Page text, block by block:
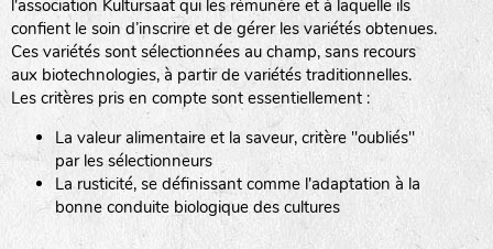
l'association Kultursaat qui les rémunère et à laquelle ils
confient le soin d’inscrire et de gérer les variétés obtenues.
Ces variétés sont sélectionnées au champ, sans recours
aux biotechnologies, à partir de variétés traditionnelles.
Les critères pris en compte sont essentiellement :
La valeur alimentaire et la saveur, critère "oubliés"
par les sélectionneurs
La rusticité, se définissant comme l'adaptation à la
bonne conduite biologique des cultures
www.grainesdelpais.com
JARDIN EN’VIE (JEV)
LA BOITE A GRAINES (LBAG)
Légumes racines
Plantes aromatiques